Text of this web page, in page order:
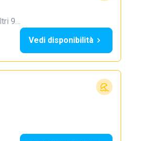
9…
Vedi disponibilità